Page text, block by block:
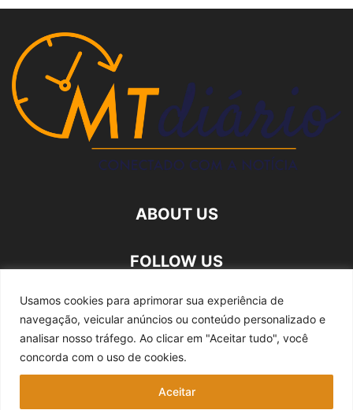
Usamos cookies para aprimorar sua experiência de
navegação, veicular anúncios ou conteúdo personalizado e
analisar nosso tráfego. Ao clicar em "Aceitar tudo", você
concorda com o uso de cookies.
Aceitar
ABOUT US
FOLLOW US
Quem somos Expediente Fale Conosco